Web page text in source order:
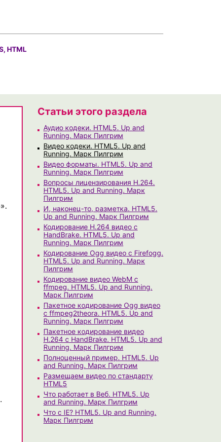
HTML
Статьи этого раздела
Аудио кодеки. HTML5. Up and
Running. Марк Пилгрим
Видео кодеки. HTML5. Up and
Running. Марк Пилгрим
Видео форматы. HTML5. Up and
Running. Марк Пилгрим
Вопросы лицензирования H.264.
HTML5. Up and Running. Марк
Пилгрим
И, наконец-то, разметка. HTML5.
Up and Running. Марк Пилгрим
Кодирование H.264 видео с
HandBrake. HTML5. Up and
Running. Марк Пилгрим
Кодирование Ogg видео с Firefogg.
HTML5. Up and Running. Марк
Пилгрим
Кодирование видео WebM с
ffmpeg. HTML5. Up and Running.
Марк Пилгрим
Пакетное кодирование Ogg видео
с ffmpeg2theora. HTML5. Up and
Running. Марк Пилгрим
Пакетное кодирование видео
H.264 с HandBrake. HTML5. Up and
Running. Марк Пилгрим
Полноценный пример. HTML5. Up
and Running. Марк Пилгрим
Размещаем видео по стандарту
HTML5
Что работает в Веб. HTML5. Up
and Running. Марк Пилгрим
Что с IE? HTML5. Up and Running.
Марк Пилгрим